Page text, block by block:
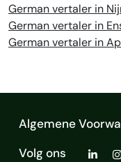
German vertaler in
German vertaler in
German vertaler in
Algemene
Volg ons